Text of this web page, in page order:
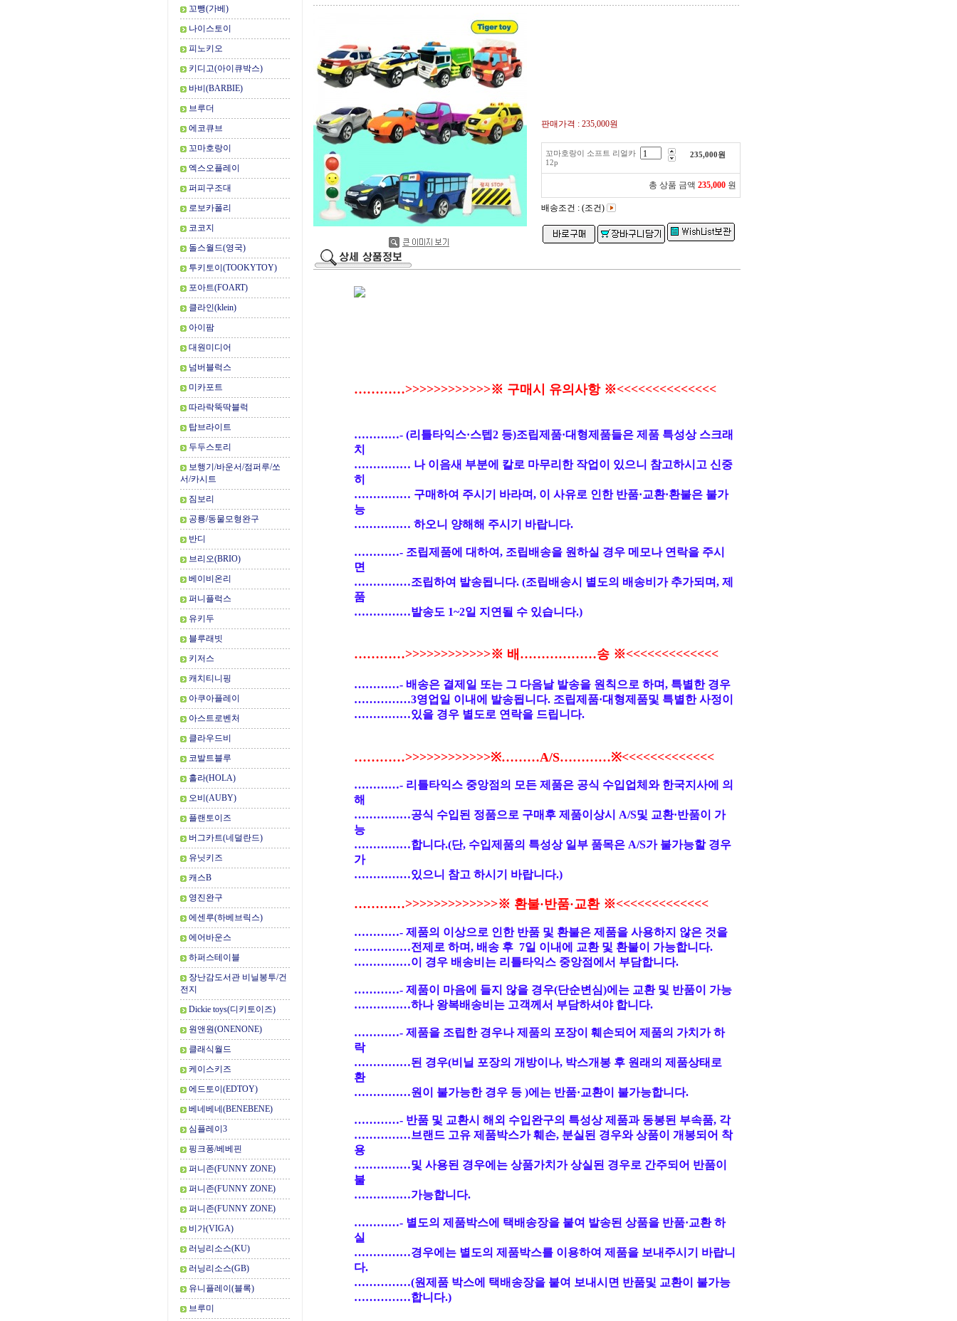
꼬뺑(가베)
나이스토이
피노키오
키디고(아이큐박스)
바비(BARBIE)
브루더
에코큐브
꼬마호랑이
엑스오플레이
퍼피구조대
로보카폴리
코코지
돌스월드(영국)
투키토이(TOOKYTOY)
포아트(FOART)
클라인(klein)
아이팜
대원미디어
넘버블럭스
미카포트
따라락뚝딱블럭
탑브라이트
두두스토리
보행기/바운서/점퍼루/쏘
서/카시트
짐보리
공룡/동물모형완구
반디
브리오(BRIO)
베이비온리
퍼니플럭스
유키두
블루래빗
키저스
캐치티니핑
아쿠아플레이
아스트로벤처
클라우드비
코발트블루
홀라(HOLA)
오비(AUBY)
플랜토이즈
버그카트(네덜란드)
유닛키즈
캐스B
영진완구
에센루(하베브릭스)
에어바운스
하퍼스테이블
장난감도서관 비닐봉투/건
전지
Dickie toys(디키토이즈)
원앤원(ONENONE)
클래식월드
케이스키즈
에드토이(EDTOY)
베네베네(BENEBENE)
심플레이3
핑크퐁/베베핀
퍼니존(FUNNY ZONE)
퍼니존(FUNNY ZONE)
퍼니존(FUNNY ZONE)
비가(VIGA)
러닝리소스(KU)
러닝리소스(GB)
유니플레이(블록)
브루미
판매가격 : 235,000원
꼬마호랑이 소프트 리얼카
12p
235,000원
총 상품 금액 235,000 원
배송조건 : (조건)
…………>>>>>>>>>>>>※ 구매시 유의사항 ※<<<<<<<<<<<<<<
…………- (리틀타익스·스텝2 등)조립제품·대형제품들은 제품 특성상 스크래
치
…………… 나 이음새 부분에 칼로 마무리한 작업이 있으니 참고하시고 신중
히
…………… 구매하여 주시기 바라며, 이 사유로 인한 반품·교환·환불은 불가
능
…………… 하오니 양해해 주시기 바랍니다.
…………- 조립제품에 대하여, 조립배송을 원하실 경우 메모나 연락을 주시
면
……………조립하여 발송됩니다. (조립배송시 별도의 배송비가 추가되며, 제
품
……………발송도 1~2일 지연될 수 있습니다.)
…………>>>>>>>>>>>>※ 배………………송 ※<<<<<<<<<<<<<
…………- 배송은 결제일 또는 그 다음날 발송을 원칙으로 하며, 특별한 경우
……………3영업일 이내에 발송됩니다. 조립제품·대형제품및 특별한 사정이
……………있을 경우 별도로 연락을 드립니다.
…………>>>>>>>>>>>>※………A/S…………※<<<<<<<<<<<<<
…………- 리틀타익스 중앙점의 모든 제품은 공식 수입업체와 한국지사에 의
해
……………공식 수입된 정품으로 구매후 제품이상시 A/S및 교환·반품이 가
능
……………합니다.(단, 수입제품의 특성상 일부 품목은 A/S가 불가능할 경우
가
……………있으니 참고 하시기 바랍니다.)
…………>>>>>>>>>>>>>※ 환불·반품·교환 ※<<<<<<<<<<<<<
…………- 제품의 이상으로 인한 반품 및 환불은 제품을 사용하지 않은 것을
……………전제로 하며, 배송 후 7일 이내에 교환 및 환불이 가능합니다.
……………이 경우 배송비는 리틀타익스 중앙점에서 부담합니다.
…………- 제품이 마음에 들지 않을 경우(단순변심)에는 교환 및 반품이 가능
……………하나 왕복배송비는 고객께서 부담하셔야 합니다.
…………- 제품을 조립한 경우나 제품의 포장이 훼손되어 제품의 가치가 하
락
……………된 경우(비닐 포장의 개방이나, 박스개봉 후 원래의 제품상태로
환
……………원이 불가능한 경우 등 )에는 반품·교환이 불가능합니다.
…………- 반품 및 교환시 해외 수입완구의 특성상 제품과 동봉된 부속품, 각
……………브랜드 고유 제품박스가 훼손, 분실된 경우와 상품이 개봉되어 착
용
……………및 사용된 경우에는 상품가치가 상실된 경우로 간주되어 반품이
불
……………가능합니다.
…………- 별도의 제품박스에 택배송장을 붙여 발송된 상품을 반품·교환 하
실
……………경우에는 별도의 제품박스를 이용하여 제품을 보내주시기 바랍니
다.
……………(원제품 박스에 택배송장을 붙여 보내시면 반품및 교환이 불가능
……………합니다.)